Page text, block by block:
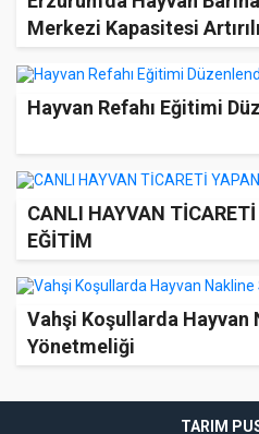
Merkezi Kapasitesi
Hayvan Refahı Eğitimi
CANLI HAYVAN
EĞİTİM
Vahşi Koşullarda Hayvan
Yönetmeliği
TARIM